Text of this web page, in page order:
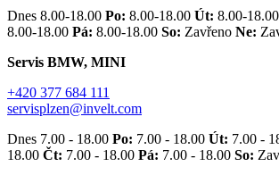
Dnes 8.00-18.00 Po: 8.00-18.00 Út: 8.00-18.00
8.00-18.00 Pá: 8.00-18.00 So: Zavřeno Ne:
Servis BMW, MINI
+420 377 684 111
servisplzen@invelt.com
Dnes 7.00 - 18.00 Po: 7.00 - 18.00 Út: 7.00 -
18.00 Čt: 7.00 - 18.00 Pá: 7.00 - 18.00 So: